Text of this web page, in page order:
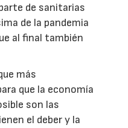
de sanitarias
de la pandemia
al final también
más
que la economía
son las
el deber y la